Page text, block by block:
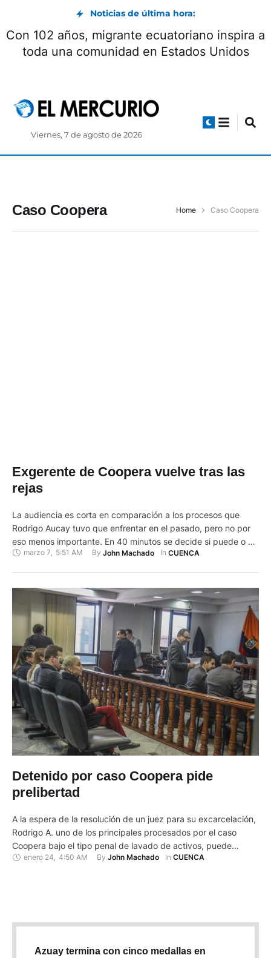
Noticias de última hora:
Con 102 años, migrante ecuatoriano inspira a
toda una comunidad en Estados Unidos
Viernes, 7 de agosto de 2026
Caso Coopera Home Caso Coopera
Exgerente de Coopera vuelve tras las
rejas
La audiencia es corta en comparación a los procesos que
Rodrigo Aucay tuvo que enfrentar en el pasado, pero no por
eso menos importante. En 40 minutos se decide si puede o no
salir de la cárcel anticipadamente. Rodrigo Aucay, procesado
marzo 7, 5:51 AM By John Machado In CUENCA
Detenido por caso Coopera pide
prelibertad
A la espera de la resolución de un juez para su excarcelación,
Rodrigo A. uno de los principales procesados por el caso
Coopera bajo el tipo penal de lavado de activos, puede
acceder a su régimen de prelibertad en los próximos días
enero 24 4:50 AM By John Machado In CUENCA
Azuay termina con cinco medallas en